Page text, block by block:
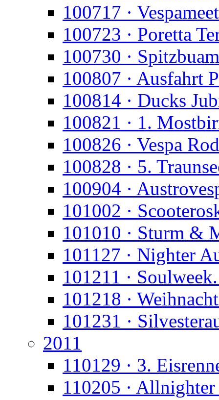
100717 ·
100723 · Poretta
100730 ·
100807 · Ausfahrt
100814 · Ducks
100821 · 1.
100826 · Vespa
100828 · 5.
100904 ·
101002 ·
101010 · Sturm &
101127 · Nighter
101211 ·
101218 ·
101231 ·
2011
110129 · 3.
110205 ·